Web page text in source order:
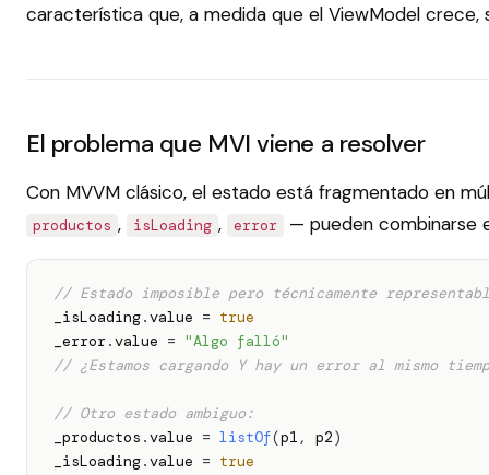
característica que, a medida que el ViewModel crece,
El problema que MVI viene a resolver
Con MVVM clásico, el estado está fragmentado en
productos , isLoading , error — pueden combinarse
// Estado imposible pero técnicamente
_isLoading.value = true
_error .value = "Algo falló"
// ¿Estamos cargando Y hay un error al mismo
// Otro estado ambiguo:
_productos .value = listOf(p1 , p2)
_isLoading.value = true